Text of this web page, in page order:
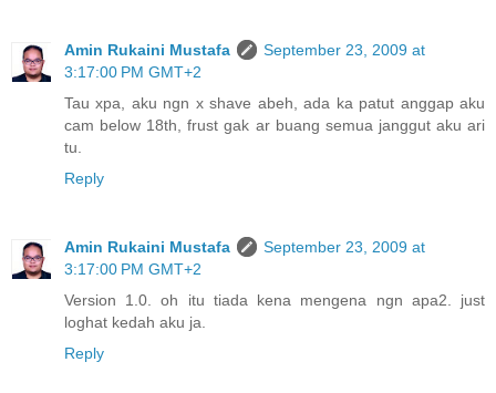
Amin Rukaini Mustafa
September 23, 2009 at
3:17:00 PM GMT+2
Tau xpa, aku ngn x shave abeh, ada ka patut anggap aku
cam below 18th, frust gak ar buang semua janggut aku ari
tu.
Reply
Amin Rukaini Mustafa
September 23, 2009 at
3:17:00 PM GMT+2
Version 1.0. oh itu tiada kena mengena ngn apa2. just
loghat kedah aku ja.
Reply